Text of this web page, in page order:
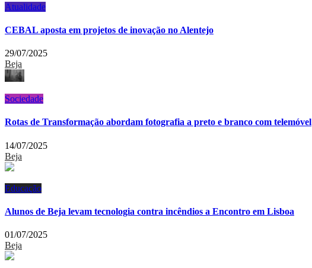
Atualidade
CEBAL aposta em projetos de inovação no Alentejo
29/07/2025
Beja
Sociedade
Rotas de Transformação abordam fotografia a preto e branco com telemóvel
14/07/2025
Beja
Educação
Alunos de Beja levam tecnologia contra incêndios a Encontro em Lisboa
01/07/2025
Beja